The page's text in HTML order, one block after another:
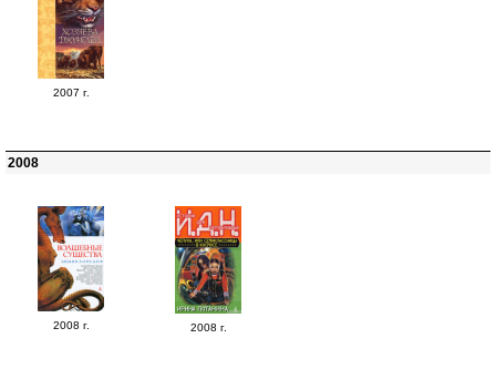
2007 г.
2008
2008 г. 2008 г.